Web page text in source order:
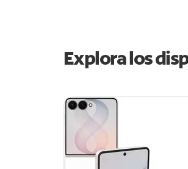
Explora los